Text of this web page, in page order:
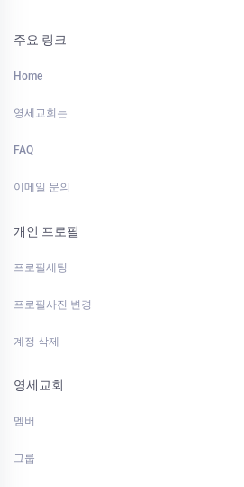
주요 링크
Home
영세교회는
FAQ
이메일 문의
개인 프로필
프로필세팅
프로필사진 변경
계정 삭제
영세교회
멤버
그룹